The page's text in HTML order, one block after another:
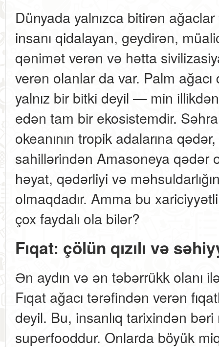
Dünyada yalnızca bitirən
insanı qidalayan, geydirən,
qənimət verən və hətta
verən olanlar da var. Palm
yalnız bir bitki deyil — min illikdən
edən tam bir ekosistemdir.
okeanının tropik adalarına
sahillərindən Amasoneya qədər
həyat, qədərliyi və
olmaqdadır. Amma bu
çox faydalı ola bilər?
Fıqat: çölün qızılı və
Ən aydın və ən təbərrükk olanı
Fıqat ağacı tərəfindən verən
deyil. Bu, insanlıq tarixindən
superfooddur. Onlarda böyük